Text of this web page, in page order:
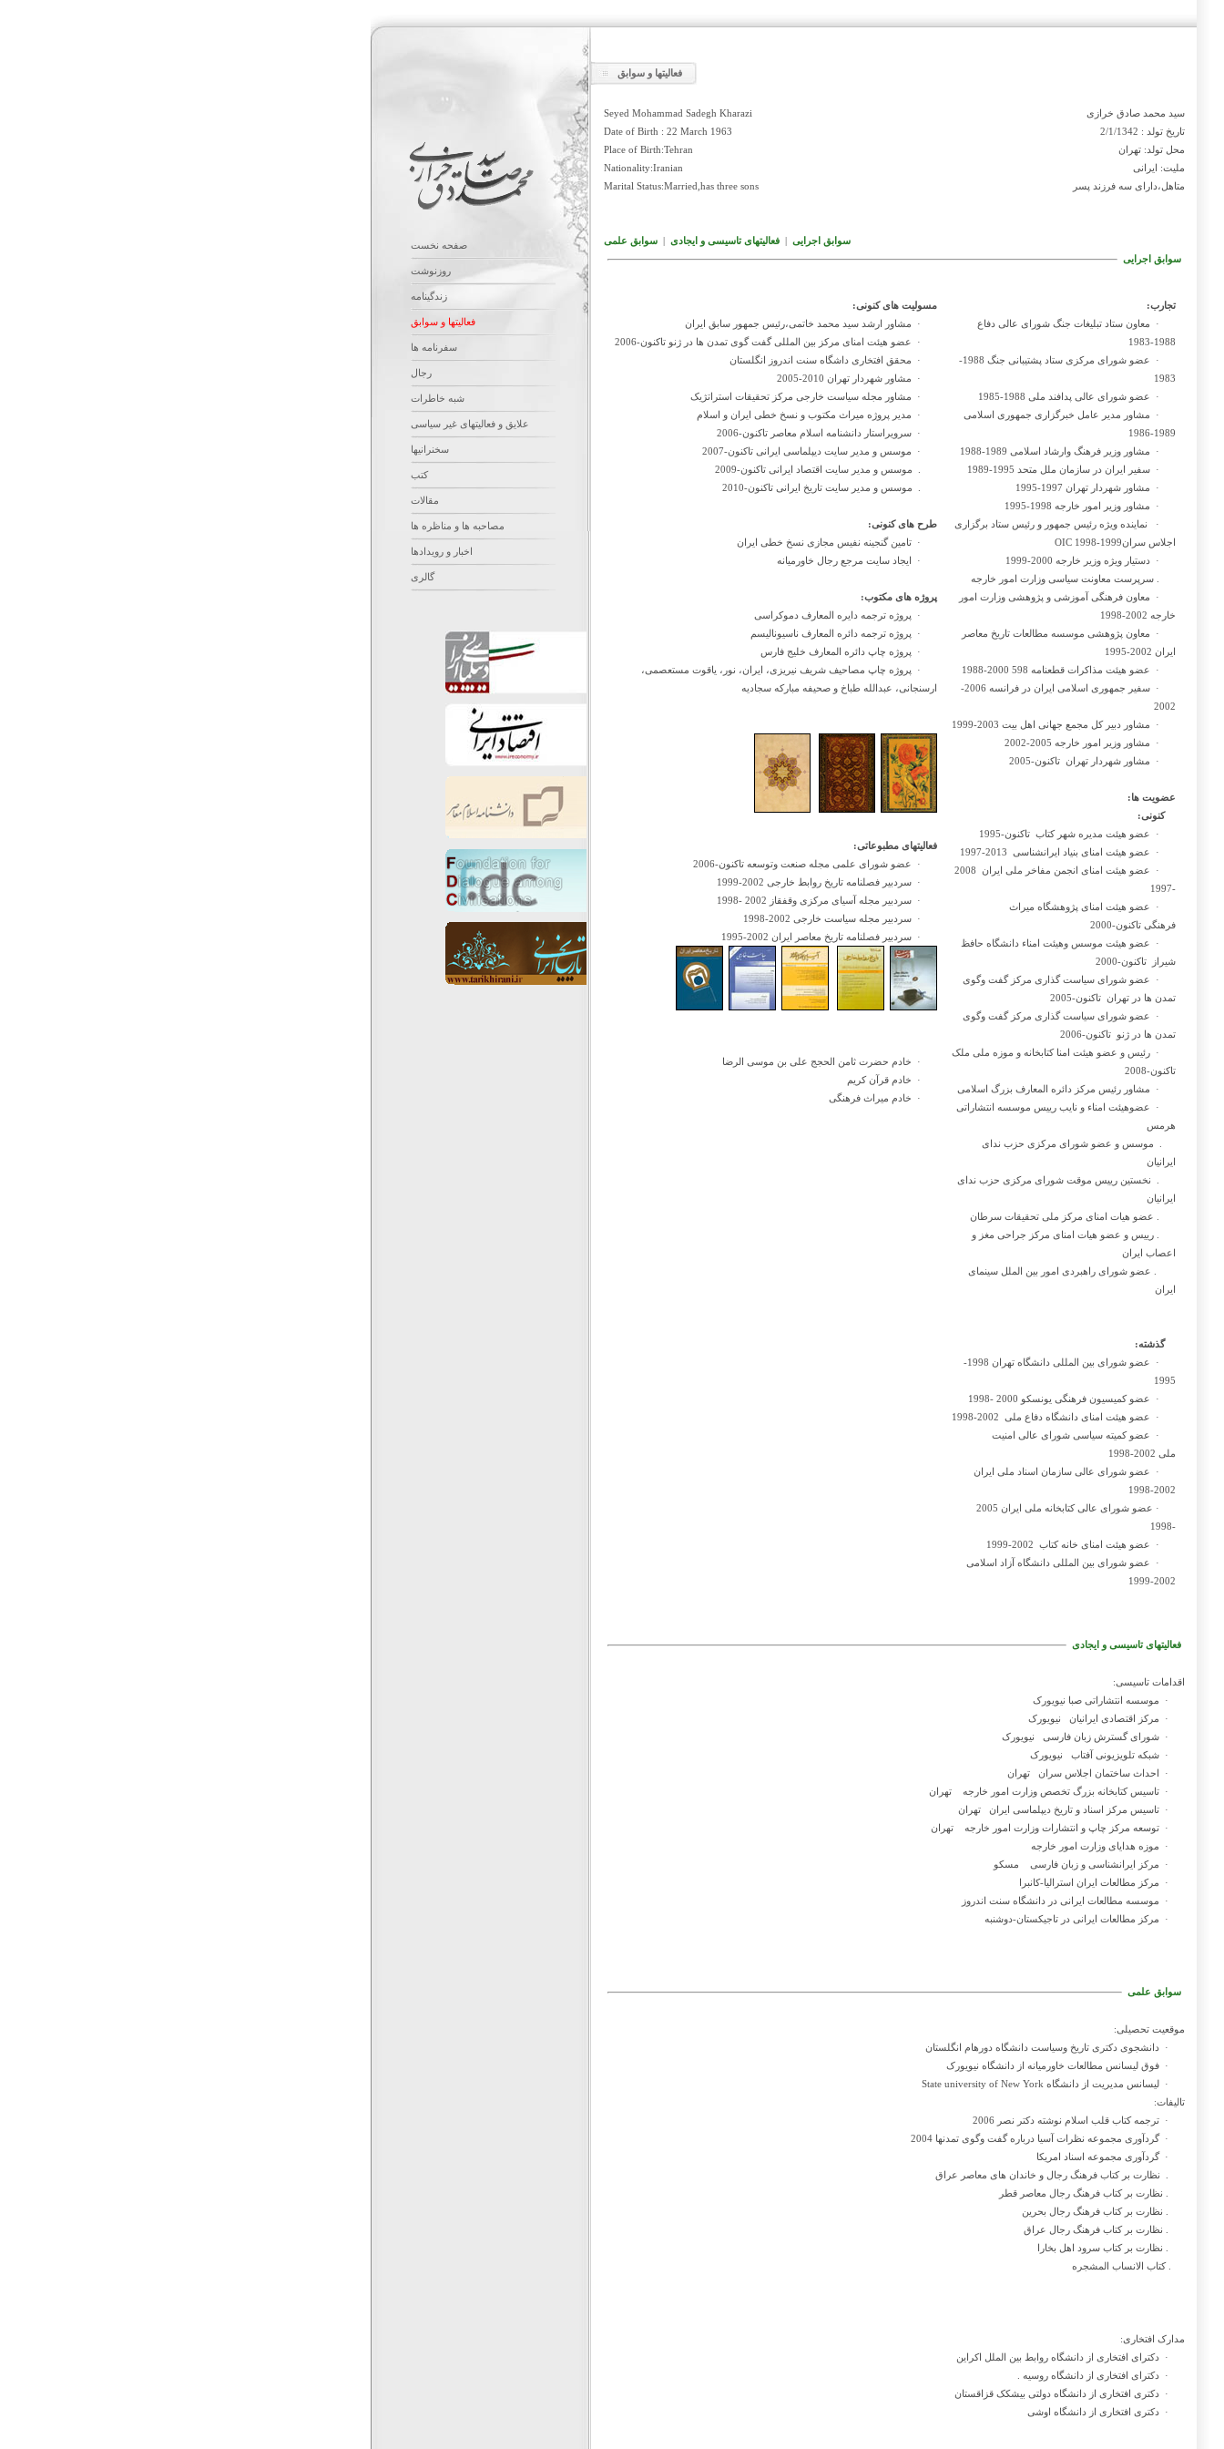
فعالیتها و سوابق
سید محمد صادق خرازی
تاریخ تولد : 2/1/1342
محل تولد: تهران
ملیت: ایرانی
متاهل،دارای سه فرزند پسر
Seyed Mohammad Sadegh Kharazi
Date of Birth : 22 March 1963
Place of Birth:Tehran
Nationality:Iranian
Marital Status:Married,has three sons
سوابق اجرایی |فعالیتهای تاسیسی و ایجادی |سوابق علمی
سوابق اجرایی
تجارب:
·
معاون ستاد تبلیغات جنگ شورای عالی دفاع
1988-1983
·
عضو شورای مرکزی ستاد پشتیبانی جنگ 1988-
1983
·
عضو شورای عالی پدافند ملی 1988-1985
·
مشاور مدیر عامل خبرگزاری جمهوری اسلامی
1989-1986
·
مشاور وزیر فرهنگ وارشاد اسلامی 1989-1988
· سفیر ایران در سازمان ملل متحد 1995-1989
·
مشاور شهردار تهران 1997-1995
·
مشاور وزیر امور خارجه 1998-1995
·
نماینده ویژه رئیس جمهور و رئیس ستاد برگزاری
اجلاس سرانOIC1998-1999
·
دستیار ویژه وزیر خارجه 2000-1999
. سرپرست معاونت سیاسی وزارت امور خارجه
·
معاون فرهنگی آموزشی و پژوهشی وزارت امور
خارجه 2002-1998
·
معاون پژوهشی موسسه مطالعات تاریخ معاصر
ایران 2002-1995
·
عضو هیئت مذاکرات قطعنامه 598 2000-1988
·
سفیر جمهوری اسلامی ایران در فرانسه 2006-
2002
·
مشاور دبیر کل مجمع جهانی اهل بیت 2003-1999
·
مشاور وزیر امور خارجه 2005-2002
·
مشاور شهردار تهران تاکنون-2005
عضویت ها:
کنونی:
·
عضو هیئت مدیره شهر کتاب تاکنون-1995
·
عضو هیئت امنای بنیاد ایرانشناسی 2013-1997
·
عضو هیئت امنای انجمن مفاخر ملی ایران 2008
-1997
·
عضو هیئت امنای پژوهشگاه میراث
فرهنگی تاکنون-2000
·
عضو هیئت موسس وهیئت امناء دانشگاه حافظ
شیراز تاکنون-2000
·
عضو شورای سیاست گذاری مرکز گفت وگوی
تمدن ها در تهران تاکنون-2005
·
عضو شورای سیاست گذاری مرکز گفت وگوی
تمدن ها در ژنو تاکنون-2006
·
رئیس و عضو هیئت امنا کتابخانه و موزه ملی ملک
تاکنون-2008
·
مشاور رئیس مرکز دائره المعارف بزرگ اسلامی
·
عضوهیئت امناء و نایب رییس موسسه انتشاراتی
هرمس
. موسس و عضو شورای مرکزی حزب ندای
ایرانیان
. نخستین رییس موقت شورای مرکزی حزب ندای
ایرانیان
. عضو هیات امنای مرکز ملی تحقیقات سرطان
. رییس و عضو هیات امنای مرکز جراحی مغز و
اعصاب ایران
. عضو شورای راهبردی امور بین الملل سینمای
ایران
گذشته:
·
عضو شورای بین المللی دانشگاه تهران 1998-
1995
·
عضو کمیسیون فرهنگی یونسکو 2000 -1998
·
عضو هیئت امنای دانشگاه دفاع ملی 2002-1998
·
عضو کمیته سیاسی شورای عالی امنیت
ملی 2002-1998
·
عضو شورای عالی سازمان اسناد ملی ایران
2002-1998
·
عضو شورای عالی کتابخانه ملی ایران 2005
-1998
·
عضو هیئت امنای خانه کتاب 2002-1999
·
عضو شورای بین المللی دانشگاه آزاد اسلامی
2002-1999
مسولیت های کنونی:
·
مشاور ارشد سید محمد خاتمی،رئیس جمهور سابق ایران
·
عضو هیئت امنای مرکز بین المللی گفت گوی تمدن ها در ژنو تاکنون-2006
·
محقق افتخاری داشگاه سنت اندروز انگلستان
·
مشاور شهردار تهران 2010-2005
·
مشاور مجله سیاست خارجی مرکز تحقیقات استراتژیک
·
مدیر پروژه میراث مکتوب و نسخ خطی ایران و اسلام
·
سرویراستار دانشنامه اسلام معاصر تاکنون-2006
·
موسس و مدیر سایت دیپلماسی ایرانی تاکنون-2007
موسس و مدیر سایت اقتصاد ایرانی تاکنون-2009
. موسس و مدیر سایت تاریخ ایرانی تاکنون-2010
طرح های کنونی:
·
تامین گنجینه نفیس مجازی نسخ خطی ایران
·
ایجاد سایت مرجع رجال خاورمیانه
پروژه های مکتوب:
·
پروژه ترجمه دایره المعارف دموکراسی
·
پروژه ترجمه دائره المعارف ناسیونالیسم
·
پروژه چاپ دائره المعارف خلیج فارس
·
پروژه چاپ مصاحیف شریف نیریزی، ایران، نور، یاقوت مستعصمی،
ارسنجانی، عبدالله طباخ و صحیفه مبارکه سجادیه
فعالیتهای مطبوعاتی:
·
عضو شورای علمی مجله صنعت وتوسعه تاکنون-2006
·
سردبیر فصلنامه تاریخ روابط خارجی 2002-1999
·
سردبیر مجله آسیای مرکزی وقفقاز 2002 -1998
·
سردبیر مجله سیاست خارجی 2002-1998
·
سردبیر فصلنامه تاریخ معاصر ایران 2002-1995
·
خادم حضرت ثامن الحجج علی بن موسی الرضا
·
خادم قرآن کریم
·
خادم میراث فرهنگی
فعالیتهای تاسیسی و ایجادی
اقدامات تاسیسی:
·
موسسه انتشاراتی صبا نیویورک
·
مرکز اقتصادی ایرانیان نیویورک
·
شورای گسترش زبان فارسی نیویورک
·
شبکه تلویزیونی آفتاب نیویورک
·
احداث ساختمان اجلاس سران تهران
·
تاسیس کتابخانه بزرگ تخصص وزارت امور خارجه تهران
·
تاسیس مرکز اسناد و تاریخ دیپلماسی ایران تهران
·
توسعه مرکز چاپ و انتشارات وزارت امور خارجه تهران
·
موزه هدایای وزارت امور خارجه
·
مرکز ایرانشناسی و زبان فارسی مسکو
·
مرکز مطالعات ایران استرالیا-کانبرا
·
موسسه مطالعات ایرانی در دانشگاه سنت اندروز
·
مرکز مطالعات ایرانی در تاجیکستان-دوشنبه
سوابق علمی
موقعیت تحصیلی:
·
دانشجوی دکتری تاریخ وسیاست دانشگاه دورهام انگلستان
·
فوق لیسانس مطالعات خاورمیانه از دانشگاه نیویورک
·
لیسانس مدیریت از دانشگاه State university of New York
تالیفات:
·
ترجمه کتاب قلب اسلام نوشته دکتر نصر 2006
·
گردآوری مجموعه نظرات آسیا درباره گفت وگوی تمدنها 2004
·
گردآوری مجموعه اسناد امریکا
. نظارت بر کتاب فرهنگ رجال و خاندان های معاصر عراق
. نظارت بر کتاب فرهنگ رجال معاصر قطر
. نظارت بر کتاب فرهنگ رجال بحرین
. نظارت بر کتاب فرهنگ رجال عراق
. نظارت بر کتاب سرود اهل بخارا
. کتاب الانساب المشجره
مدارک افتخاری:
·
دکترای افتخاری از دانشگاه روابط بین الملل اکراین
·
دکترای افتخاری از دانشگاه روسیه .
·
دکتری افتخاری از دانشگاه دولتی بیشکک قزاقستان
·
دکتری افتخاری از دانشگاه اوشی
صفحه نخست
روزنوشت
زندگینامه
فعالیتها و سوابق
سفرنامه ها
رجال
شبه خاطرات
علایق و فعالیتهای غیر سیاسی
سخنرانیها
کتب
مقالات
مصاحبه ها و مناظره ها
اخبار و رویدادها
گالری